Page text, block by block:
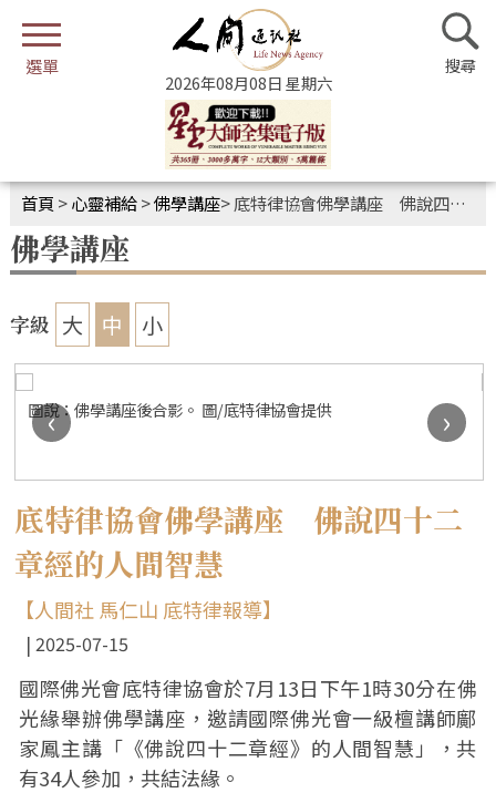
2026年08月08日 星期六
首頁 >心靈補給>佛學講座>底特律協會佛學講座 佛說四十二章經的人間智慧
佛學講座
字級 大 中 小
圖說：佛學講座後合影。 圖/底特律協會提供
‹ ›
底特律協會佛學講座 佛說四十二
章經的人間智慧
【人間社 馬仁山 底特律報導】
2025-07-15
國際佛光會底特律協會於7月13日下午1時30分在佛
光緣舉辦佛學講座，邀請國際佛光會一級檀講師鄺
家鳳主講「《佛說四十二章經》的人間智慧」，共
有34人參加，共結法緣。